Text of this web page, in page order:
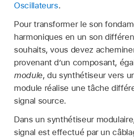
Oscillateurs.
Pour transformer le son
harmoniques en un son
souhaits, vous devez
provenant d’un composant,
module, du synthétiseur vers
module réalise une tâche
signal source.
Dans un synthétiseur
signal est effectué par un